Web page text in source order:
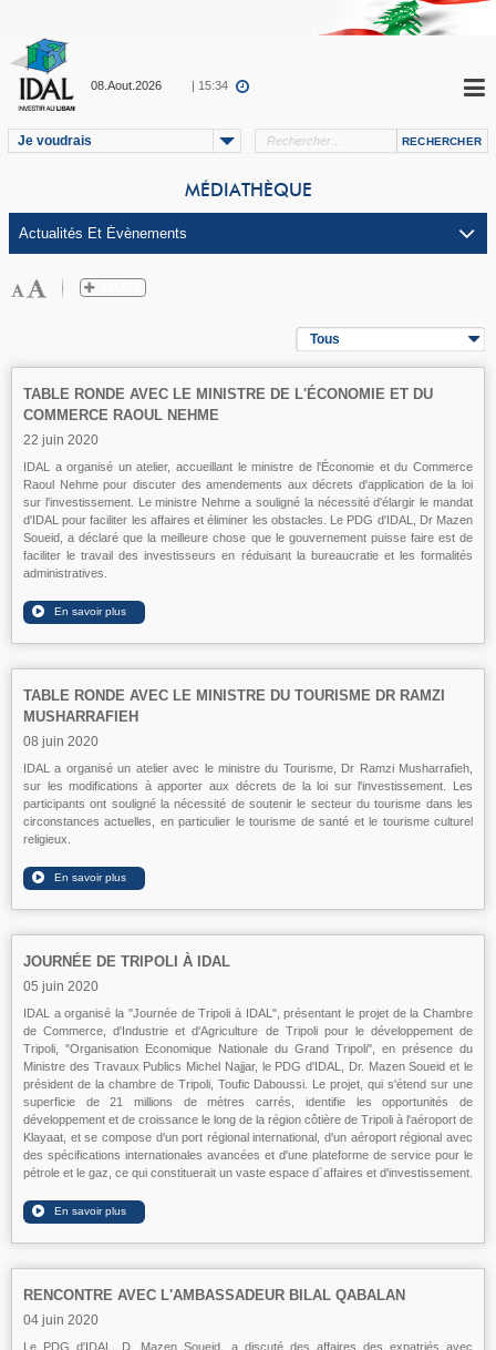
08.Aout.2026 | 15:34
Je voudrais
MÉDIATHÈQUE
Tous
TABLE RONDE AVEC LE MINISTRE DE L'ÉCONOMIE ET DU
COMMERCE RAOUL NEHME
22 juin 2020
IDAL a organisé un atelier, accueillant le ministre de l'Économie et du Commerce
Raoul Nehme pour discuter des amendements aux décrets d'application de la loi
sur l'investissement. Le ministre Nehme a souligné la nécessité d'élargir le mandat
d'IDAL pour faciliter les affaires et éliminer les obstacles. Le PDG d'IDAL, Dr Mazen
Soueid, a déclaré que la meilleure chose que le gouvernement puisse faire est de
faciliter le travail des investisseurs en réduisant la bureaucratie et les formalités
administratives.
TABLE RONDE AVEC LE MINISTRE DU TOURISME DR RAMZI
MUSHARRAFIEH
08 juin 2020
IDAL a organisé un atelier avec le ministre du Tourisme, Dr Ramzi Musharrafieh,
sur les modifications à apporter aux décrets de la loi sur l'investissement. Les
participants ont souligné la nécessité de soutenir le secteur du tourisme dans les
circonstances actuelles, en particulier le tourisme de santé et le tourisme culturel
religieux.
JOURNÉE DE TRIPOLI À IDAL
05 juin 2020
IDAL a organisé la "Journée de Tripoli à IDAL", présentant le projet de la Chambre
de Commerce, d'Industrie et d'Agriculture de Tripoli pour le développement de
Tripoli, "Organisation Economique Nationale du Grand Tripoli", en présence du
Ministre des Travaux Publics Michel Najjar, le PDG d'IDAL, Dr. Mazen Soueid et le
président de la chambre de Tripoli, Toufic Daboussi. Le projet, qui s'étend sur une
superficie de 21 millions de mètres carrés, identifie les opportunités de
développement et de croissance le long de la région côtière de Tripoli à l'aéroport de
Klayaat, et se compose d'un port régional international, d'un aéroport régional avec
des spécifications internationales avancées et d'une plateforme de service pour le
pétrole et le gaz, ce qui constituerait un vaste espace d`affaires et d'investissement.
RENCONTRE AVEC L'AMBASSADEUR BILAL QABALAN
04 juin 2020
Le PDG d'IDAL, D. Mazen Soueid, a discuté des affaires des expatriés avec